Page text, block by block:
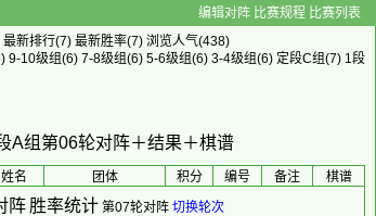
轮对阵＋结果＋棋谱 编辑对阵 比赛规程 比赛列表
最新排行(7) 最新胜率(7) 浏览人气(438)
9-10级组(6) 7-8级组(6) 5-6级组(6) 3-4级组(6) 定段C组(7) 1段
A组第06轮对阵＋结果＋棋谱
姓名 团体 积分 编号 备注
棋谱
阵 胜率统计 第07轮对阵 切换轮次